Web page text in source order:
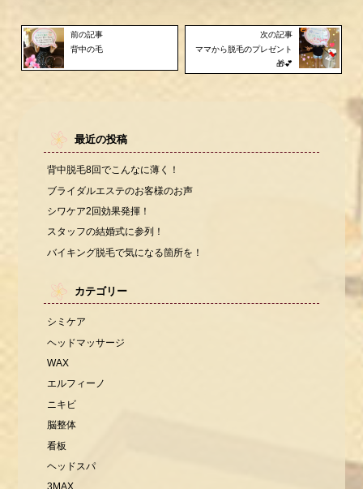
前の記事
背中の毛
次の記事
ママから脱毛のプレゼント
🎁💕
最近の投稿
背中脱毛8回でこんなに薄く！
ブライダルエステのお客様のお声
シワケア2回効果発揮！
スタッフの結婚式に参列！
バイキング脱毛で気になる箇所を！
カテゴリー
シミケア
ヘッドマッサージ
WAX
エルフィーノ
ニキビ
脳整体
看板
ヘッドスパ
3MAX